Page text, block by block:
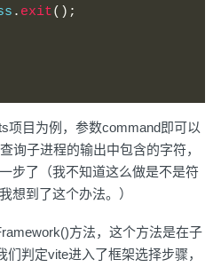
. exit();
项目为例，参数command即可以
询子进程的输出中包含的字符，
步了（我不知道这么做是不是符
想到了这个办法。）
方法，这个方法是在子
判定vite进入了框架选择步骤，